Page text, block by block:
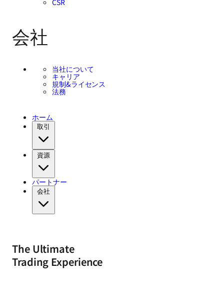
CSR
会社
当社について
キャリア
規制&ライセンス
法務
ホーム
取引
資源
パートナー
会社
The Ultimate
Trading Experience